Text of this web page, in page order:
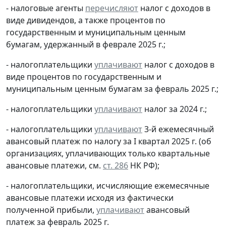
- налоговые агенты перечисляют налог с доходов в
виде дивидендов, а также процентов по
государственным и муниципальным ценным
бумагам, удержанный в феврале 2025 г.;
- налогоплательщики уплачивают налог с доходов в
виде процентов по государственным и
муниципальным ценным бумагам за февраль 2025 г.;
- налогоплательщики уплачивают налог за 2024 г.;
- налогоплательщики уплачивают3-й ежемесячный
авансовый платеж по налогу за I квартал 2025 г. (об
организациях, уплачивающих только квартальные
авансовые платежи, см. ст. 286 НК РФ);
- налогоплательщики, исчисляющие ежемесячные
авансовые платежи исходя из фактически
полученной прибыли, уплачиваютавансовый
платеж за февраль 2025 г.